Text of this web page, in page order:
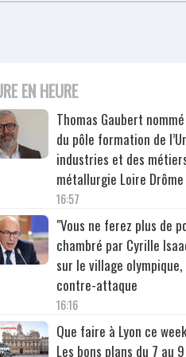
EN HEURE
Thomas Gaubert
du pôle formation de
industries et des
métallurgie Loire
16:57
"Vous ne ferez plus de
chambré par Cyrille
sur le village
contre-attaque
16:16
Que faire à Lyon ce
Les bons plans du 7 au